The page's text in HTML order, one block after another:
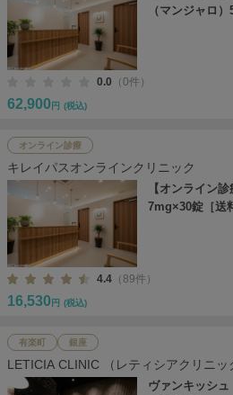
（マンジャロ
0.0 （0件）
62,900 円 (税込)
オンライン診療
キレイパスオンラインクリニック
【オンライン
7mg×30錠［送
4.4 （89件）
16,530 円 (税込)
有楽町 銀座
LETICIA CLINIC （レティシアクリニッ
ヴァンキッシ